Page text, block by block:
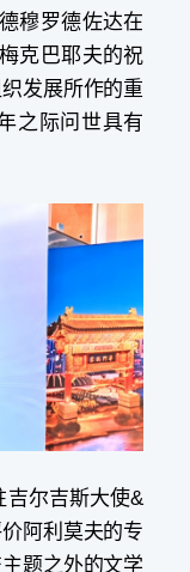
穆罗德佐达在
克巴耶夫的祝
发展所作的重
之际问世具有
吉尔吉斯大使&
阿利莫夫的专
题之外的文学